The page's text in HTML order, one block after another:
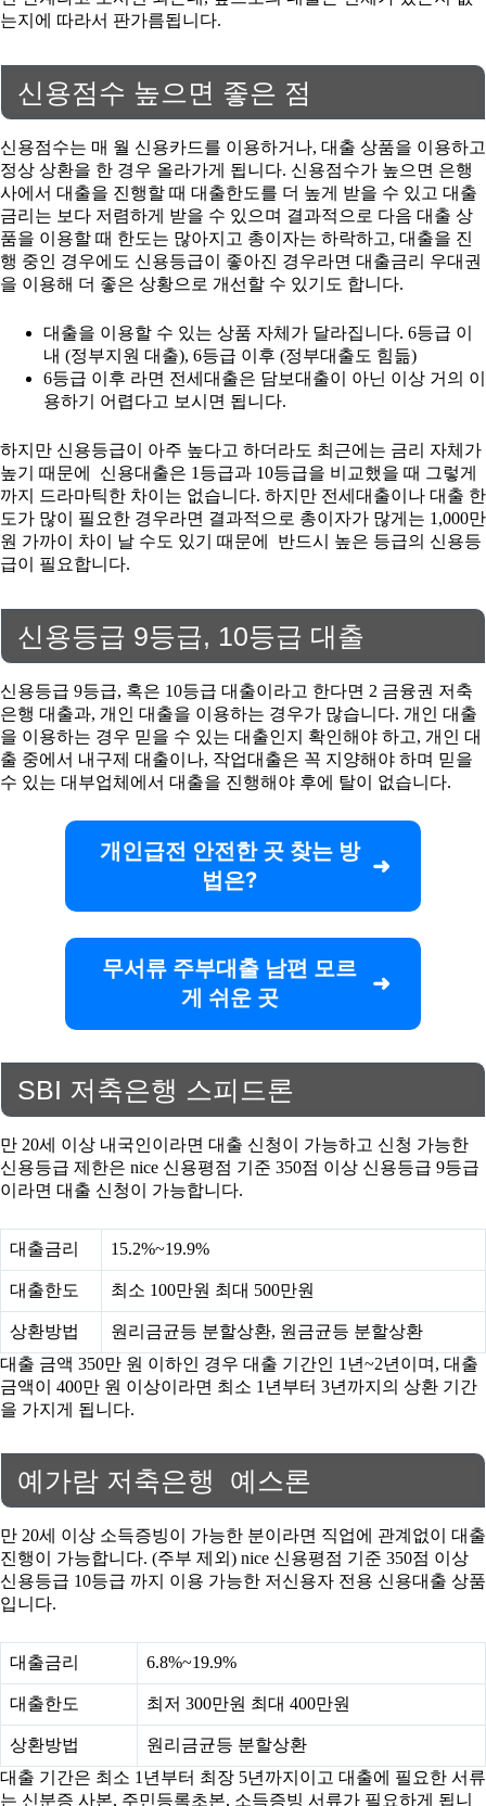
는지에 따라서 판가름됩니다.
신용점수 높으면 좋은 점
신용점수는 매 월 신용카드를 이용하거나, 대출 상품을 이용하고
정상 상환을 한 경우 올라가게 됩니다. 신용점수가 높으면 은행
사에서 대출을 진행할 때 대출한도를 더 높게 받을 수 있고 대출
금리는 보다 저렴하게 받을 수 있으며 결과적으로 다음 대출 상
품을 이용할 때 한도는 많아지고 총이자는 하락하고, 대출을 진
행 중인 경우에도 신용등급이 좋아진 경우라면 대출금리 우대권
을 이용해 더 좋은 상황으로 개선할 수 있기도 합니다.
대출을 이용할 수 있는 상품 자체가 달라집니다. 6등급 이
내 (정부지원 대출), 6등급 이후 (정부대출도 힘듦)
6등급 이후 라면 전세대출은 담보대출이 아닌 이상 거의 이
용하기 어렵다고 보시면 됩니다.
하지만 신용등급이 아주 높다고 하더라도 최근에는 금리 자체가
높기 때문에 신용대출은 1등급과 10등급을 비교했을 때 그렇게
까지 드라마틱한 차이는 없습니다. 하지만 전세대출이나 대출 한
도가 많이 필요한 경우라면 결과적으로 총이자가 많게는 1,000만
원 가까이 차이 날 수도 있기 때문에 반드시 높은 등급의 신용등
급이 필요합니다.
신용등급 9등급, 10등급 대출
신용등급 9등급, 혹은 10등급 대출이라고 한다면 2 금융권 저축
은행 대출과, 개인 대출을 이용하는 경우가 많습니다. 개인 대출
을 이용하는 경우 믿을 수 있는 대출인지 확인해야 하고, 개인 대
출 중에서 내구제 대출이나, 작업대출은 꼭 지양해야 하며 믿을
수 있는 대부업체에서 대출을 진행해야 후에 탈이 없습니다.
개인급전 안전한 곳 찾는 방
법은?
무서류 주부대출 남편 모르
게 쉬운 곳
SBI 저축은행 스피드론
만 20세 이상 내국인이라면 대출 신청이 가능하고 신청 가능한
신용등급 제한은 nice 신용평점 기준 350점 이상 신용등급 9등급
이라면 대출 신청이 가능합니다.
대출금리 15.2%~19.9%
대출한도 최소 100만원 최대 500만원
상환방법
원리금균등 분할상환, 원금균등 분할상환
대출 금액 350만 원 이하인 경우 대출 기간인 1년~2년이며, 대출
금액이 400만 원 이상이라면 최소 1년부터 3년까지의 상환 기간
을 가지게 됩니다.
예가람 저축은행 예스론
만 20세 이상 소득증빙이 가능한 분이라면 직업에 관계없이 대출
진행이 가능합니다. (주부 제외) nice 신용평점 기준 350점 이상
신용등급 10등급 까지 이용 가능한 저신용자 전용 신용대출 상품
입니다.
대출금리 6.8%~19.9%
대출한도 최저 300만원 최대 400만원
상환방법
원리금균등 분할상환
대출 기간은 최소 1년부터 최장 5년까지이고 대출에 필요한 서류
는 신분증 사본, 주민등록초본, 소득증빙 서류가 필요하게 됩니